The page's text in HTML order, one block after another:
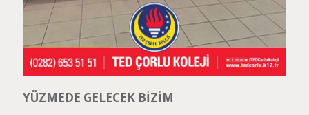
YÜZMEDE GELECEK BİZİM